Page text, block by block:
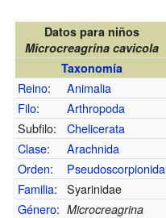
Datos para niños
Microcreagrina cavicola
Taxonomía
Reino:
Animalia
Filo:
Arthropoda
Subfilo:
Chelicerata
Clase:
Arachnida
Orden:
Pseudoscorpionida
Familia:
Syarinidae
Género: Microcreagrina